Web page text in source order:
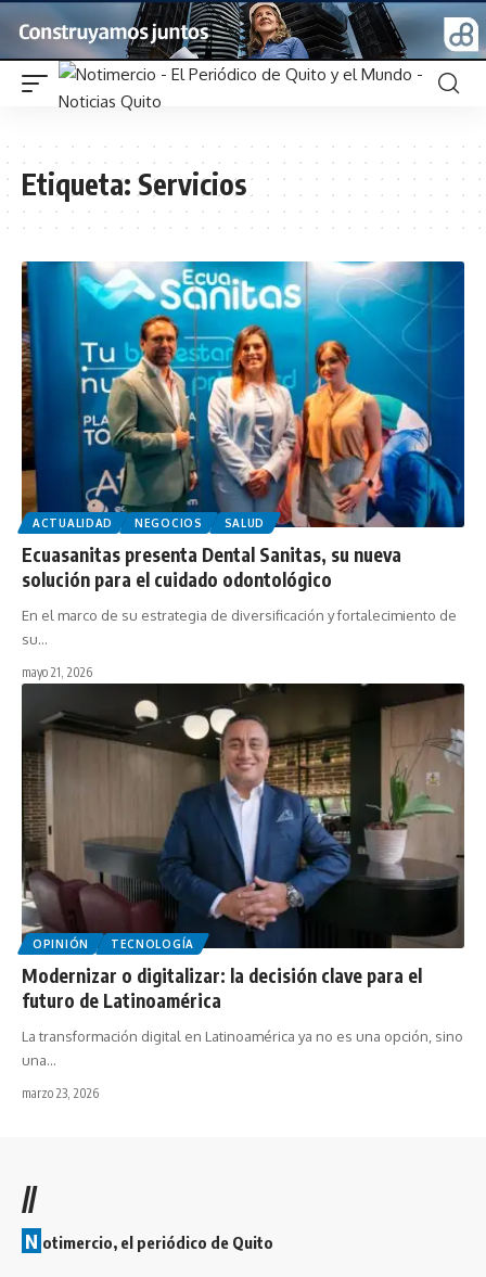
Etiqueta:Servicios
ACTUALIDAD NEGOCIOS SALUD
Ecuasanitas presenta Dental Sanitas, su nueva
solución para el cuidado odontológico
En el marco de su estrategia de diversificación y fortalecimiento de
su…
mayo 21, 2026
OPINIÓN TECNOLOGÍA
Modernizar o digitalizar: la decisión clave para el
futuro de Latinoamérica
La transformación digital en Latinoamérica ya no es una opción, sino
una…
marzo 23, 2026
//
N otimercio, el periódico de Quito